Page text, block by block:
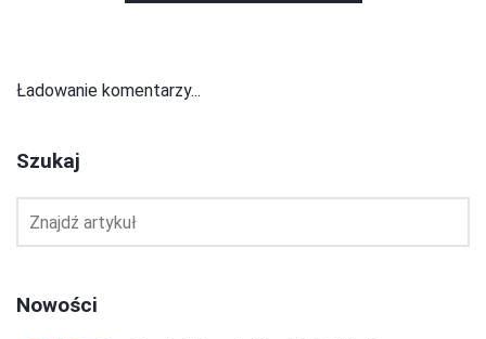
Ładowanie komentarzy...
Szukaj
Nowości